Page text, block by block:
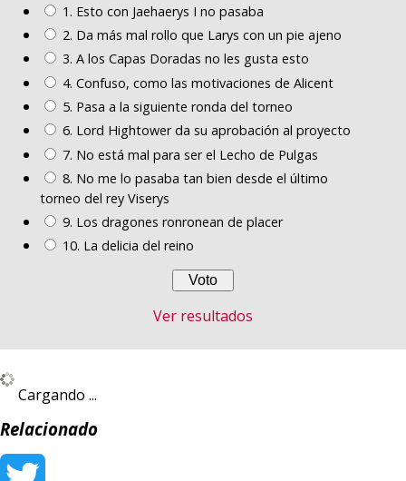
1. Esto con Jaehaerys I no pasaba
2. Da más mal rollo que Larys con un pie ajeno
3. A los Capas Doradas no les gusta esto
4. Confuso, como las motivaciones de Alicent
5. Pasa a la siguiente ronda del torneo
6. Lord Hightower da su aprobación al proyecto
7. No está mal para ser el Lecho de Pulgas
8. No me lo pasaba tan bien desde el último
torneo del rey Viserys
9. Los dragones ronronean de placer
10. La delicia del reino
Ver resultados
Cargando ...
Relacionado